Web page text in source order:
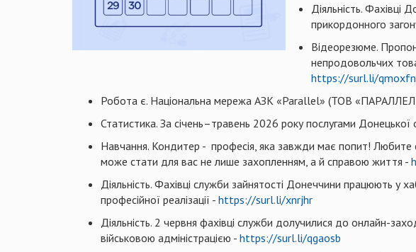
Діяльність. Фахівці
прикордонного
Відеорезюме.
непродовольчих
https://surl.li/qmoxfn
Робота є. Національна мережа АЗК «Parallel» (ТОВ
Статистика. За січень–травень 2026 року послугами
Навчання. Кондитер - професія, яка завжди має попит! Любите
може стати для вас не лише захопленням, а й справою життя -
Діяльність. Фахівці служби зайнятості Донеччини працюють у
професійної реалізації - https://surl.li/xnrjhr
Діяльність. 2 червня фахівці служби долучилися до онлайн-
військовою адміністрацією - https://surl.li/qgaosb